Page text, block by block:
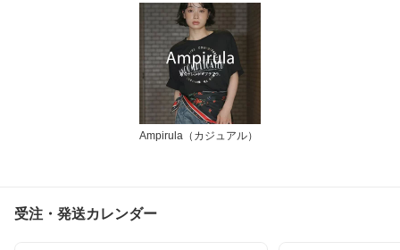
Ampirula（カジュアル）
受注・発送カレンダー